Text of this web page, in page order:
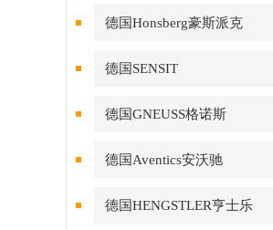
德国Honsberg豪斯派克
德国SENSIT
德国GNEUSS格诺斯
德国Aventics安沃驰
德国HENGSTLER亨士乐